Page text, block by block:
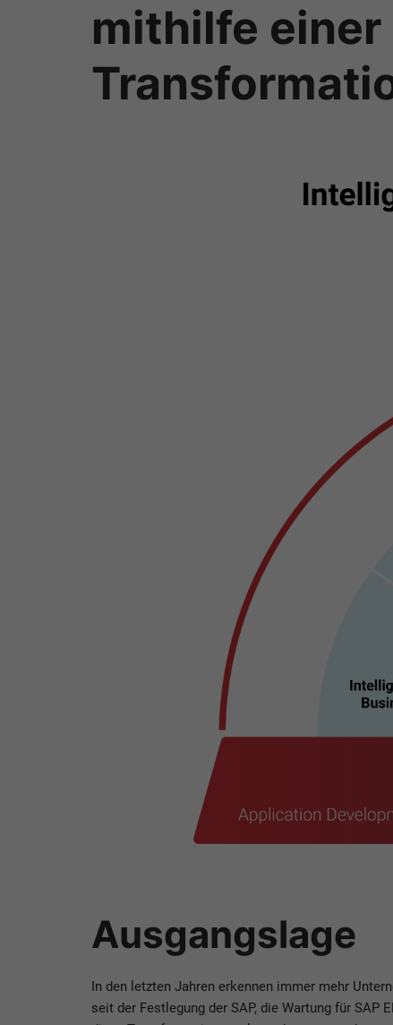
mithilfe einer
Ausgangslage
In den letzten Jahren erkennen immer mehr
seit der Festlegung der SAP, die Wartung für SAP